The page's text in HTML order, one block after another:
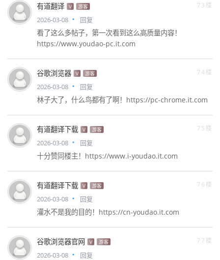
有道翻译 V 游客 73楼
2026-03-08 回复
看了这么多帖子，第一次看到这么高质量内容！
https://www.youdao-pc.it.com
谷歌浏览器 V 游客 74楼
2026-03-08 回复
林子大了，什么鸟都有了啊！https://pc-chrome.it.com
有道翻译下载 V 游客 75楼
2026-03-08 回复
十分赞同楼主！https://www.i-youdao.it.com
有道翻译下载 V 游客 76楼
2026-03-08 回复
灌水不是我的目的！https://cn-youdao.it.com
谷歌浏览器官网 V 游客 77楼
2026-03-08 回复